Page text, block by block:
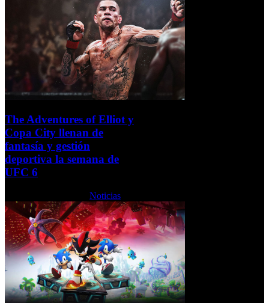
The Adventures of Elliot y
Copa City llenan de
fantasía y gestión
deportiva la semana de
UFC 6
Noticias